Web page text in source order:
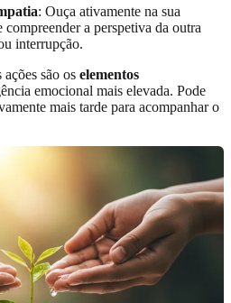
: Ouça ativamente na sua
a perspetiva da outra
interrupção.
ações são os elementos
emocional mais elevada. Pode
mais tarde para acompanhar o